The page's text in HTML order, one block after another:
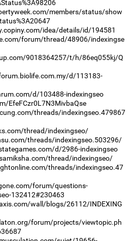
members/status/show
idea/details/id/194581
forum/thread/48906/indexingse
9018364257/t/h/86eq055kj/Q
d/113183-
d/103488-indexingseo
EfeFCzr0L7N3MivbaQse
threads/indexingseo.479867
thread/indexingseo/
threads/indexingseo.503296/
d/2986-indexingseo
thread/indexingseo/
threads/indexingseo.47
forum/questions-
132412#230463
wall/blogs/26112/INDEXING
forum/projects/viewtopic.ph